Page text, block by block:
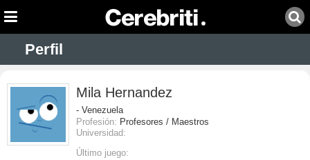
Perfil
Mila Hernandez
- Venezuela
Profesión: Profesores / Maestros
Universidad:
Último juego: